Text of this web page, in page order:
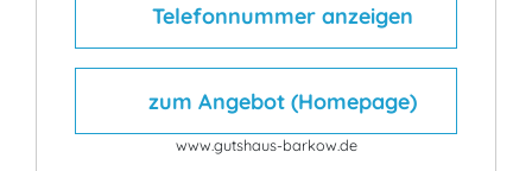
Telefonnummer anzeigen
zum Angebot (Homepage)
www.gutshaus-barkow.de